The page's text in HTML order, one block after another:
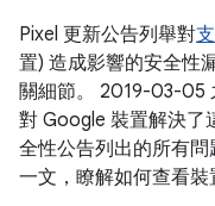
Pixel 更新公告列舉對
置) 造成影響的安全性
關細節。 2019-03-05
對 Google 裝置解決了
全性公告列出的所有問
一文，瞭解如何查看裝